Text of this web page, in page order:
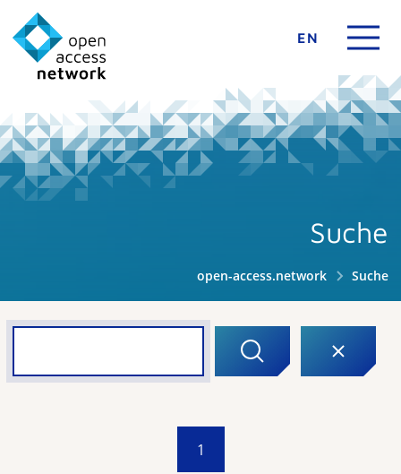
EN
Suche
open-access.network Suche
1